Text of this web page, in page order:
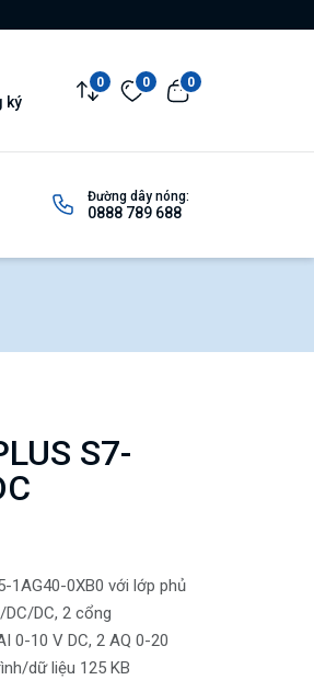
ký
0 0 0
Đường dây nóng:
0888 789 688
S7-
1AG40-0XB0 với lớp phủ
DC, 2 cổng
0-10 V DC, 2 AQ 0-20
dữ liệu 125 KB